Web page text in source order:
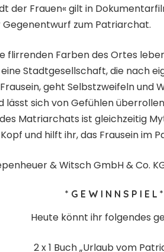
der Frauen« gilt in
zum Patriarchat.
flirrenden Farben des Ortes
Stadtgesellschaft, die nach
geht Selbstzweifeln und
lässt sich von Gefühlen
Matriarchats ist gleichzeitig
und hilft ihr, das Frausein im
& Witsch GmbH & Co.
* G E W I N N S P I E L *
Heute könnt ihr folgendes
2 x 1 Buch „Urlaub vom